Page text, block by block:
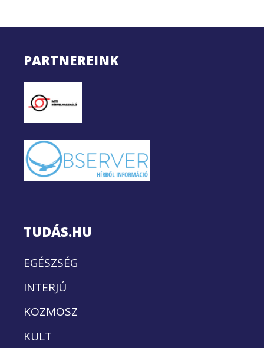
PARTNEREINK
TUDÁS.HU
EGÉSZSÉG
INTERJÚ
KOZMOSZ
KULT